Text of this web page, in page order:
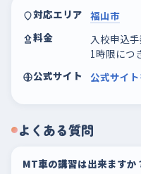
対応エリア 福山市
料金
入校申込
1時限につ
公式サイト
公式サイ
よくある質問
MT車の講習は出来ますか